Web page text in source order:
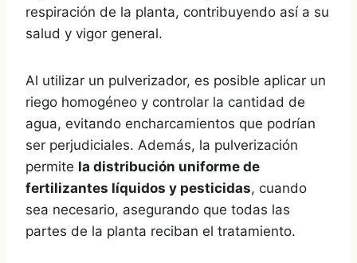
respiración de la planta, contribuyendo así a su
salud y vigor general.
Al utilizar un pulverizador, es posible aplicar un
riego homogéneo y controlar la cantidad de
agua, evitando encharcamientos que podrían
ser perjudiciales. Además, la pulverización
permite la distribución uniforme de
fertilizantes líquidos y pesticidas, cuando
sea necesario, asegurando que todas las
partes de la planta reciban el tratamiento.